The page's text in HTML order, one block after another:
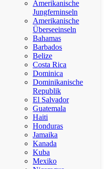
Amerikanische
Jungferninseln
Amerikanische
Überseeinseln
Bahamas
Barbados
Belize
Costa Rica
Dominica
Dominikanische
Republik
El Salvador
Guatemala
Haiti
Honduras
Jamaika
Kanada
Kuba
Mexiko